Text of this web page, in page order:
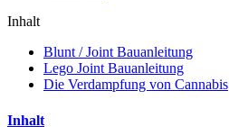
Inhalt
Blunt / Joint Bauanleitung
Lego Joint Bauanleitung
Die Verdampfung von Cannabis
Inhalt